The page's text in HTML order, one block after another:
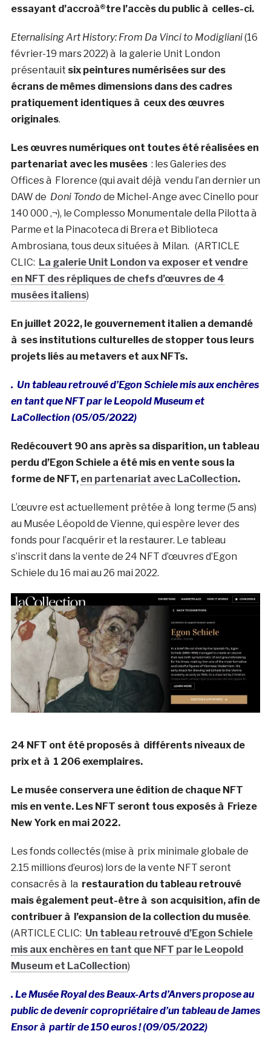
essayant d’accroà®tre l’accès du public à celles-ci.
Eternalising Art History: From Da Vinci to Modigliani(16
février-19 mars 2022) à la galerie Unit London
présentauit six peintures numérisées sur des
écrans de mêmes dimensions dans des cadres
pratiquement identiques à ceux des œuvres
originales.
Les œuvres numériques ont toutes été réalisées en
partenariat avec les musées: les Galeries des
Offices à Florence (qui avait déjà vendu l’an dernier un
DAW de Doni Tondo de Michel-Ange avec Cinello pour
140 000 ‚¬), le Complesso Monumentale della Pilotta à
Parme et la Pinacoteca di Brera et Biblioteca
Ambrosiana, tous deux situées à Milan. (ARTICLE
CLIC: La galerie Unit London va exposer et vendre
en NFT des répliques de chefs d’œuvres de 4
musées italiens)
En juillet 2022, le gouvernement italien a demandé
à ses institutions culturelles de stopper tous leurs
projets liés au metavers et aux NFTs.
. Un tableau retrouvé d’Egon Schiele mis aux enchères
en tant que NFT par le Leopold Museum et
LaCollection (05/05/2022)
Redécouvert 90 ans après sa disparition, un tableau
perdu d’Egon Schiele a été mis en vente sous la
forme de NFT, en partenariat avec LaCollection.
L’œuvre est actuellement prêtée à long terme (5 ans)
au Musée Léopold de Vienne, qui espère lever des
fonds pour l’acquérir et la restaurer. Le tableau
s’inscrit dans la vente de 24 NFT d’œuvres d’Egon
Schiele du 16 mai au 26 mai 2022.
24 NFT ont été proposés à différents niveaux de
prix et à 1 206 exemplaires.
Le musée conservera une édition de chaque NFT
mis en vente. Les NFT seront tous exposés à Frieze
New York en mai 2022.
Les fonds collectés (mise à prix minimale globale de
2.15 millions d’euros) lors de la vente NFT seront
consacrés à la restauration du tableau retrouvé
mais également peut-être à son acquisition, afin de
contribuer à l’expansion de la collection du musée.
(ARTICLE CLIC: Un tableau retrouvé d’Egon Schiele
mis aux enchères en tant que NFT par le Leopold
Museum et LaCollection)
. Le Musée Royal des Beaux-Arts d’Anvers propose au
public de devenir copropriétaire d’un tableau de James
Ensor à partir de 150 euros ! (09/05/2022)